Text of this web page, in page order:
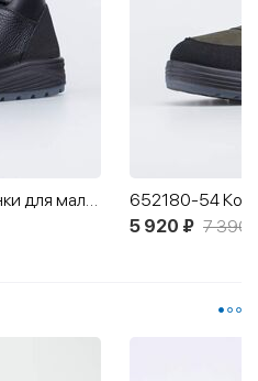
652180-53 Кожаные ботинки для мальчика
5 920 ₽ 7 390